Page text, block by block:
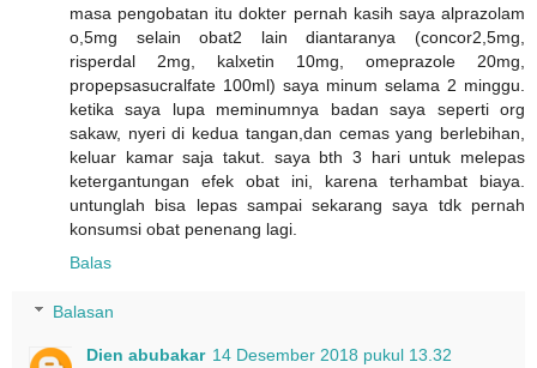
masa pengobatan itu dokter pernah kasih saya alprazolam
o,5mg selain obat2 lain diantaranya (concor2,5mg,
risperdal 2mg, kalxetin 10mg, omeprazole 20mg,
propepsasucralfate 100ml) saya minum selama 2 minggu.
ketika saya lupa meminumnya badan saya seperti org
sakaw, nyeri di kedua tangan,dan cemas yang berlebihan,
keluar kamar saja takut. saya bth 3 hari untuk melepas
ketergantungan efek obat ini, karena terhambat biaya.
untunglah bisa lepas sampai sekarang saya tdk pernah
konsumsi obat penenang lagi.
Balas
Balasan
Dien abubakar 14 Desember 2018 pukul 13.32